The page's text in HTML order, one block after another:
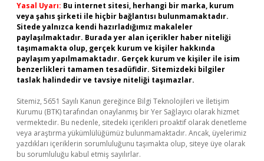
Yasal Uyarı: Bu internet sitesi, herhangi bir marka, kurum
veya şahıs şirketi ile hiçbir bağlantısı bulunmamaktadır.
Sitede yalnızca kendi hazırladığımız makaleler
paylaşılmaktadır. Burada yer alan içerikler haber niteliği
taşımamakta olup, gerçek kurum ve kişiler hakkında
paylaşım yapılmamaktadır. Gerçek kurum ve kişiler ile isim
benzerlikleri tamamen tesadüfidir. Sitemizdeki bilgiler
taslak halindedir ve tavsiye niteliği taşımazlar.
Sitemiz, 5651 Sayılı Kanun gereğince Bilgi Teknolojileri ve İletişim
Kurumu (BTK) tarafından onaylanmış bir Yer Sağlayıcı olarak hizmet
vermektedir. Bu nedenle, sitedeki içerikleri proaktif olarak denetleme
veya araştırma yükümlülüğümüz bulunmamaktadır. Ancak, üyelerimiz
yazdıkları içeriklerin sorumluluğunu taşımakta olup, siteye üye olarak
bu sorumluluğu kabul etmiş sayılırlar.